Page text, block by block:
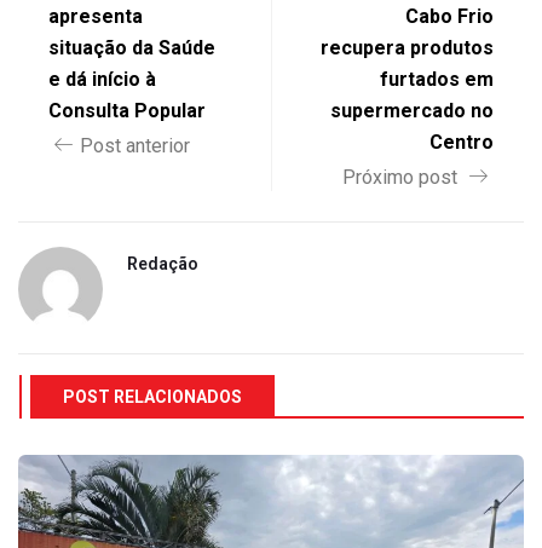
apresenta
situação da Saúde
e dá início à
Consulta Popular
Post anterior
Cabo Frio
recupera produtos
furtados em
supermercado no
Centro
Próximo post
Redação
POST RELACIONADOS